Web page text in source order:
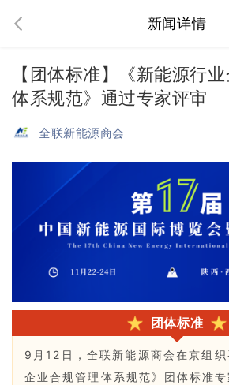
新闻详情
【团体标准】《新能源行
体系规范》通过专家评审
全联新能源商会
团体标准
9月12日，全联新能源商会在京组
企业合规管理体系规范》团体标准